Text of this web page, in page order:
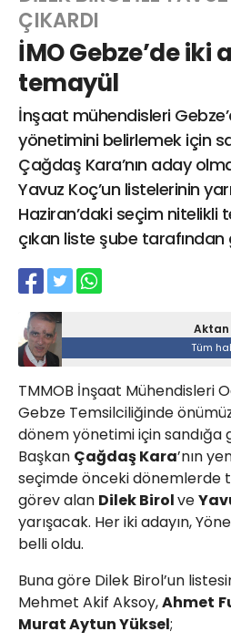
ÇIKARDI
İMO Gebze’de iki
temayül
İnşaat mühendisleri
yönetimini belirlemek için
Çağdaş Kara’nın aday
Yavuz Koç’un listelerinin
Haziran’daki seçim nitelikli
çıkan liste şube
Aktan
Tüm
TMMOB İnşaat Mühendisleri
Gebze Temsilciliğinde
dönem yönetimi için sandığa
Başkan Çağdaş Kara’nın
seçimde önceki dönemlerde
görev alan Dilek Birolve
yarışacak. Her iki adayın,
belli oldu.
Buna göre Dilek Birol’un
Mehmet Akif Aksoy,Ahmet
Murat Aytun Yüksel;
Hacı
Caddesi,